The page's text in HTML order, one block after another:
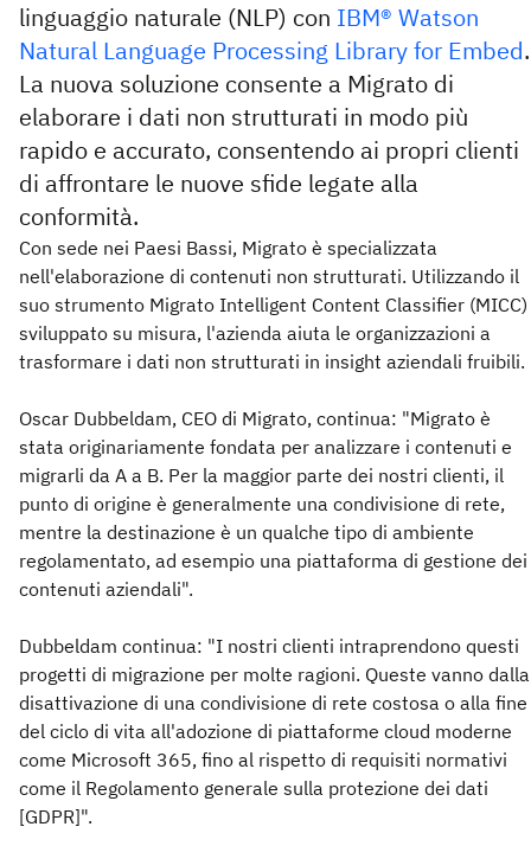
linguaggio naturale (NLP) con IBM® Watson
Natural Language Processing Library for Embed.
La nuova soluzione consente a Migrato di
elaborare i dati non strutturati in modo più
rapido e accurato, consentendo ai propri clienti
di affrontare le nuove sfide legate alla
conformità.
Con sede nei Paesi Bassi, Migrato è specializzata
nell'elaborazione di contenuti non strutturati. Utilizzando il
suo strumento Migrato Intelligent Content Classifier (MICC)
sviluppato su misura, l'azienda aiuta le organizzazioni a
trasformare i dati non strutturati in insight aziendali fruibili.
Oscar Dubbeldam, CEO di Migrato, continua: "Migrato è
stata originariamente fondata per analizzare i contenuti e
migrarli da A a B. Per la maggior parte dei nostri clienti, il
punto di origine è generalmente una condivisione di rete,
mentre la destinazione è un qualche tipo di ambiente
regolamentato, ad esempio una piattaforma di gestione dei
contenuti aziendali".
Dubbeldam continua: "I nostri clienti intraprendono questi
progetti di migrazione per molte ragioni. Queste vanno dalla
disattivazione di una condivisione di rete costosa o alla fine
del ciclo di vita all'adozione di piattaforme cloud moderne
come Microsoft 365, fino al rispetto di requisiti normativi
come il Regolamento generale sulla protezione dei dati
[GDPR]".